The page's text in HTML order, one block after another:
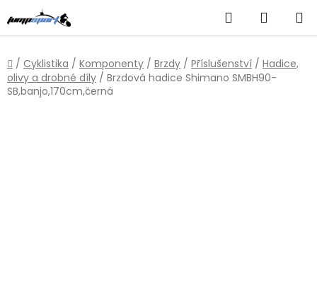
na
obsah
Hledat
KOŠÍK
Domů
/ Cyklistika / Komponenty / Brzdy / Příslušenství / Hadice,
olivy a drobné díly / Brzdová hadice Shimano SMBH90-
SB,banjo,170cm,černá